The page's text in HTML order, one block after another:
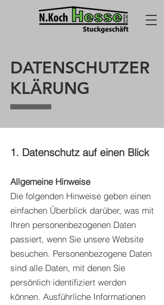
DATENSCHUTZER
KLÄRUNG
1. Datenschutz auf einen Blick
Allgemeine Hinweise
Die folgenden Hinweise geben einen
einfachen Überblick darüber, was mit
Ihren personenbezogenen Daten
passiert, wenn Sie unsere Website
besuchen. Personenbezogene Daten
sind alle Daten, mit denen Sie
persönlich identifiziert werden
können. Ausführliche Informationen